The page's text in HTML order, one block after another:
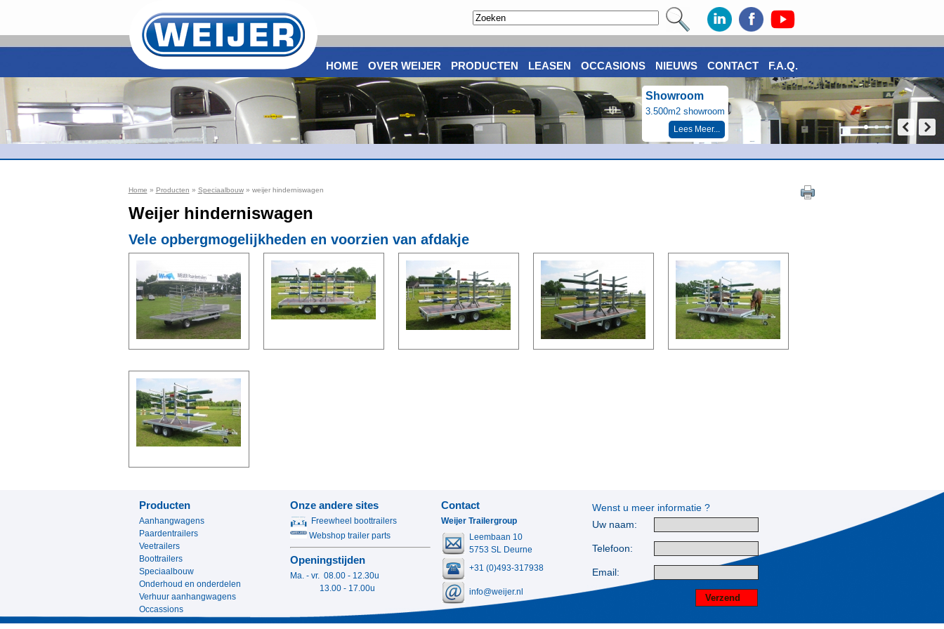
Showroom
3.500m2 showroom
Lees Meer...
Home » Producten » Speciaalbouw» weijer hinderniswagen
Weijer hinderniswagen
Vele opbergmogelijkheden en voorzien van afdakje
Producten
Aanhangwagens
Paardentrailers
Veetrailers
Boottrailers
Speciaalbouw
Onderhoud en onderdelen
Verhuur aanhangwagens
Occassions
Onze andere sites
Freewheel boottrailers
Webshop trailer parts
Openingstijden
Ma. - vr. 08.00 - 12.30u
13.00 - 17.00u
Contact
Weijer Trailergroup
Leembaan 10
5753 SL Deurne
+31 (0)493-317938
info@weijer.nl
Wenst u meer informatie ?
Uw naam:
Telefoon:
Email:
HOME OVER WEIJER PRODUCTEN LEASEN OCCASIONS NIEUWS CONTACT F.A.Q.